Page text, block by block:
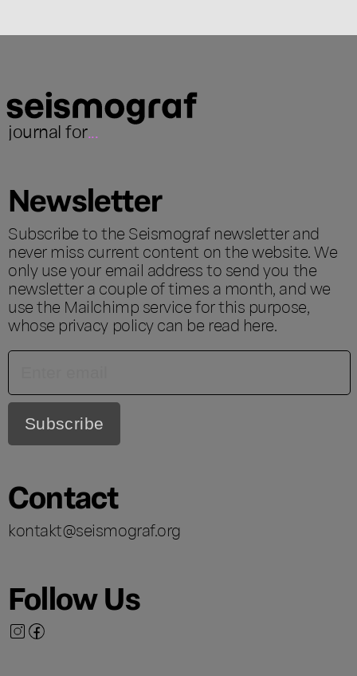
journal for...
Newsletter
Subscribe to the Seismograf newsletter and
never miss current content on the website. We
only use your email address to send you the
newsletter a couple of times a month, and we
use the Mailchimp service for this purpose,
whose privacy policy can be read here.
Contact
kontakt@seismograf.org
Follow Us